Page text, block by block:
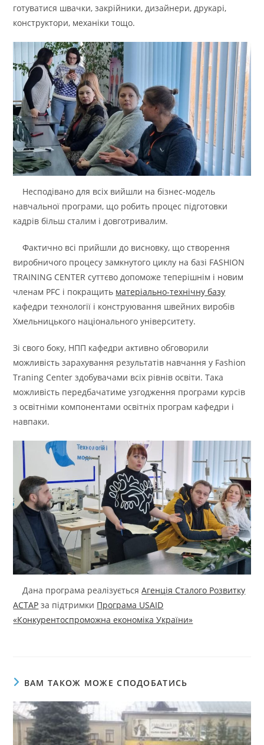
готуватися швачки, закрійники, дизайнери, друкарі,
конструктори, механіки тощо.
Несподівано для всіх вийшли на бізнес-модель
навчальної програми, що робить процес підготовки
кадрів більш сталим і довготривалим.
Фактично всі прийшли до висновку, що створення
виробничого процесу замкнутого циклу на базі FASHION
TRAINING CENTER суттєво допоможе теперішнім і новим
членам PFC і покращить матеріально-технічну базу
кафедри технології і конструювання швейних виробів
Хмельницького національного університету.
Зі свого боку, НПП кафедри активно обговорили
можливість зарахування результатів навчання у Fashion
Traning Center здобувачами всіх рівнів освіти. Така
можливість передбачатиме узгодження програми курсів
з освітніми компонентами освітніх програм кафедри і
навпаки.
Дана програма реалізуєтьсяАгенція Сталого Розвитку
АСТАР за підтримки Програма USAID
«Конкурентоспроможна економіка України»
ВАМ ТАКОЖ МОЖЕ СПОДОБАТИСЬ